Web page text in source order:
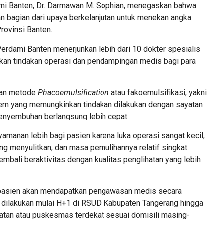
Banten, Dr. Darmawan M. Sophian, menegaskan bahwa
bagian dari upaya berkelanjutan untuk menekan angka
Banten.
Banten menerjunkan lebih dari 10 dokter spesialis
tindakan operasi dan pendampingan medis bagi para
metode Phacoemulsification atau fakoemulsifikasi, yakni
yang memungkinkan tindakan dilakukan dengan sayatan
berlangsung lebih cepat.
lebih bagi pasien karena luka operasi sangat kecil,
menyulitkan, dan masa pemulihannya relatif singkat.
beraktivitas dengan kualitas penglihatan yang lebih
akan mendapatkan pengawasan medis secara
mulai H+1 di RSUD Kabupaten Tangerang hingga
atau puskesmas terdekat sesuai domisili masing-